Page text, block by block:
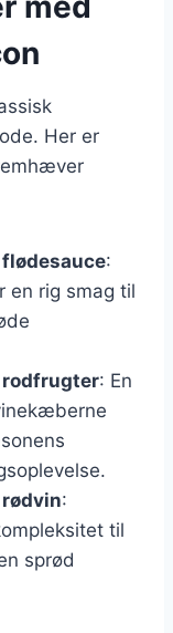
Her er
:
en rig smag til
rodfrugter: En
:
til
sprød